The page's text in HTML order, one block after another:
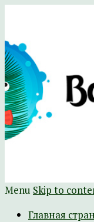
The
Menu Skip to
Главная